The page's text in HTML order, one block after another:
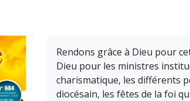
Rendons grâce à Dieu pour
Dieu pour les ministres
charismatique, les différents
diocésain, les fêtes de la foi